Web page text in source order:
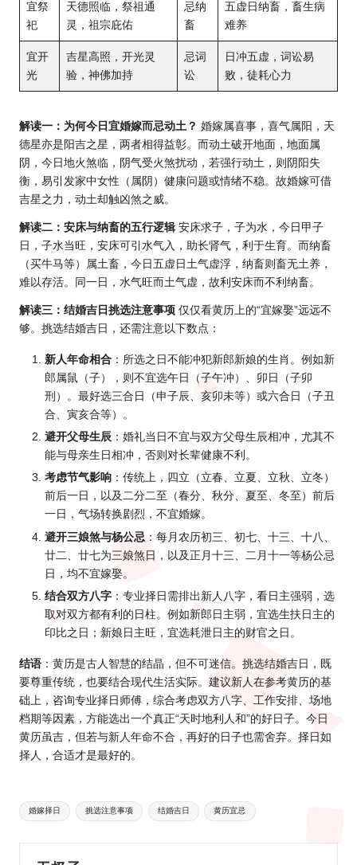
宜祭
祀
天德照临，祭祖通
灵，祖宗庇佑
忌纳
畜
五虚日纳畜，畜生病
难养
宜开
光
吉星高照，开光灵
验，神佛加持
忌词
讼
日冲五虚，词讼易
败，徒耗心力
解读一：为何今日宜婚嫁而忌动土？ 婚嫁属喜事，喜气属阳，天
德星亦是阳吉之星，两者相得益彰。而动土破开地面，地面属
阴，今日地火煞临，阴气受火煞扰动，若强行动土，则阴阳失
衡，易引发家中女性（属阴）健康问题或情绪不稳。故婚嫁可借
吉星之力，动土却触凶煞之威。
解读二：安床与纳畜的五行逻辑 安床求子，子为水，今日甲子
日，子水当旺，安床可引水气入，助长肾气，利于生育。而纳畜
（买牛马等）属土畜，今日五虚日土气虚浮，纳畜则畜无土养，
难以存活。同一日，水气旺而土气虚，故利安床而不利纳畜。
解读三：结婚吉日挑选注意事项 仅仅看黄历上的“宜嫁娶”远远不
够。 挑选结婚吉日 ，还需注意以下数点：
新人年命相合 ：所选之日不能冲犯新郎新娘的生肖。例如新
郎属鼠（子），则不宜选午日（子午冲）、卯日（子卯
刑）。最好选三合日（申子辰、亥卯未等）或六合日（子丑
合、寅亥合等）。
避开父母生辰 ：婚礼当日不宜与双方父母生辰相冲，尤其不
能与母亲生日相冲，否则对长辈健康不利。
考虑节气影响 ：传统上，四立（立春、立夏、立秋、立冬）
前后一日，以及二分二至（春分、秋分、夏至、冬至）前后
一日，气场转换剧烈，不宜婚嫁。
避开三娘煞与杨公忌 ：每月农历初三、初七、十三、十八、
廿二、廿七为三娘煞日，以及正月十三、二月十一等杨公忌
日，均不宜嫁娶。
结合双方八字 ：专业择日需排出新人八字，看日主强弱，选
取对双方都有利的日柱。例如新郎日主弱，宜选生扶日主的
印比之日；新娘日主旺，宜选耗泄日主的财官之日。
结语 ：黄历是古人智慧的结晶，但不可迷信。挑选结婚吉日，既
要尊重传统，也要结合现代生活实际。建议新人在参考黄历的基
础上，咨询专业择日师傅，综合考虑双方八字、工作安排、场地
档期等因素，方能选出一个真正“天时地利人和”的好日子。今日
黄历虽吉，但若与新人年命不合，再好的日子也需舍弃。择日如
择人，合适才是最好的。
Tags:
婚嫁择日 挑选注意事项 结婚吉日 黄历宜忌